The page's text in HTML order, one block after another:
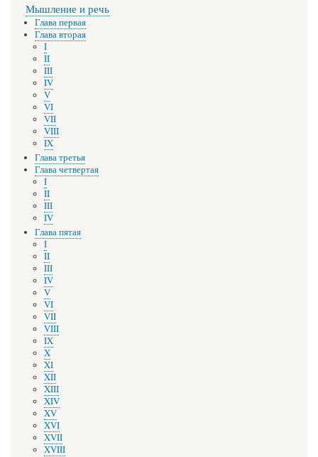
Мышление и речь
Глава первая
Глава вторая
I
II
III
IV
V
VI
VII
VIII
IX
Глава третья
Глава четвертая
I
II
III
IV
Глава пятая
I
II
III
IV
V
VI
VII
VIII
IX
X
XI
XII
XIII
XIV
XV
XVI
XVII
XVIII